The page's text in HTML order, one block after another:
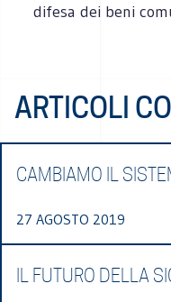
difesa dei beni
ARTICOLI
CAMBIAMO IL
27 AGOSTO 2019
IL FUTURO DELLA